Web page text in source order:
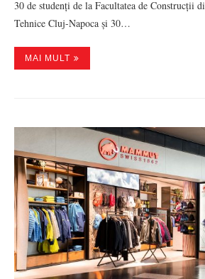
30 de studenți de la Facultatea de Construcții
Tehnice Cluj-Napoca și 30…
MAI MULT